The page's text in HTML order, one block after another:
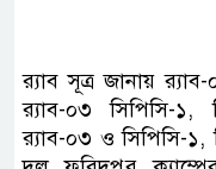
র‌্যাব সূত্র জানায়
র‌্যাব-০৩ সিপিসি-
র‌্যাব-০৩ ও সিপিসি-১,